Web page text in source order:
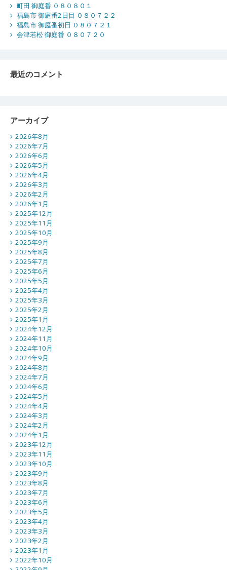
町田 御庭番 ０８０８０１
福島市 御庭番2日目 ０８０７２２
福島市 御庭番初日 ０８０７２１
会津若松 御庭番 ０８０７２０
最近のコメント
アーカイブ
2026年8月
2026年7月
2026年6月
2026年5月
2026年4月
2026年3月
2026年2月
2026年1月
2025年12月
2025年11月
2025年10月
2025年9月
2025年8月
2025年7月
2025年6月
2025年5月
2025年4月
2025年3月
2025年2月
2025年1月
2024年12月
2024年11月
2024年10月
2024年9月
2024年8月
2024年7月
2024年6月
2024年5月
2024年4月
2024年3月
2024年2月
2024年1月
2023年12月
2023年11月
2023年10月
2023年9月
2023年8月
2023年7月
2023年6月
2023年5月
2023年4月
2023年3月
2023年2月
2023年1月
2022年10月